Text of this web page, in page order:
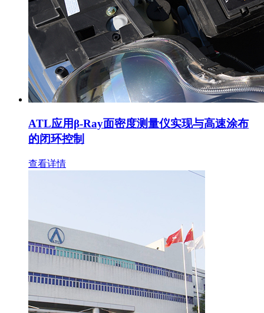
ATL应用β-Ray面密度测量仪实现与高速涂布
的闭环控制
查看详情